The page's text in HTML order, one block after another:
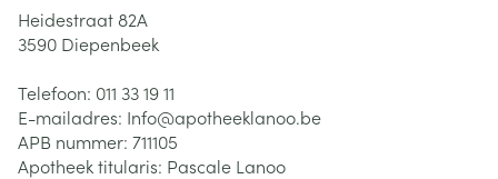
Heidestraat 82A
3590 Diepenbeek
Telefoon: 011 33 19 11
E-mailadres: Info@apotheeklanoo.be
APB nummer: 711105
Apotheek titularis: Pascale Lanoo